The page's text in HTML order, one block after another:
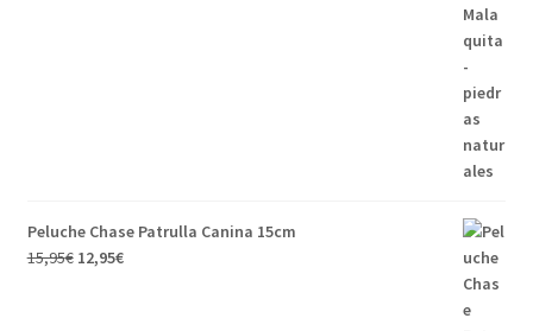
Peluche Chase Patrulla Canina 15cm
15,95€ 12,95€